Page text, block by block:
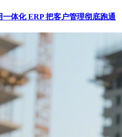
体化 ERP 把客户管理彻底跑通